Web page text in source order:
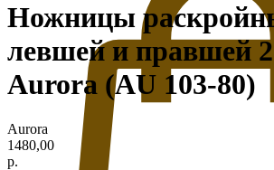
Ножницы
левшей и правшей
Aurora (AU 103-80)
Aurora
1480,00
р.